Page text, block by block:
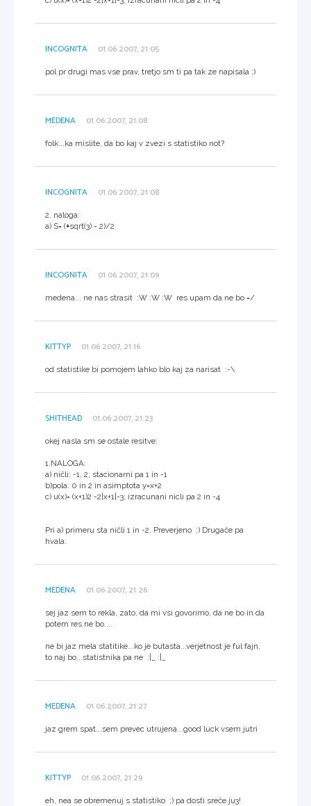
INCOGNITA 01.06.2007, 21:05
pol pr drugi mas vse prav, tretjo sm ti pa tak ze napisala ;)
MEDENA 01.06.2007, 21:08
folk...ka mislite, da bo kaj v zvezi s statistiko not?
INCOGNITA 01.06.2007, 21:08
2. naloga:
a) S= (+sqrt(3) - 2)/2
INCOGNITA 01.06.2007, 21:09
medena... ne nas strasit :W :W :W res upam da ne bo =/
KITTYP 01.06.2007, 21:16
od statistike bi pomojem lahko blo kaj za narisat :-\
SHITHEAD 01.06.2007, 21:23
okej nasla sm se ostale resitve:
1.NALOGA:
a) ničli: -1, 2; stacionarni pa 1 in -1
b)pola: 0 in 2 in asimptota y=x+2
c) u(x)= (x+1)2 -2|x+1|-3; izracunani nicli pa 2 in -4
Pri a) primeru sta ničli 1 in -2. Preverjeno ;) Drugače pa
hvala.
MEDENA 01.06.2007, 21:26
sej jaz sem to rekla, zato, da mi vsi govorimo, da ne bo in da
potem res ne bo....
ne bi jaz mela statitike...ko je butasta...verjetnost je ful fajn,
to naj bo...statistnika pa ne :|_ :|_
MEDENA 01.06.2007, 21:27
jaz grem spat...sem prevec utrujena...good luck vsem jutri
KITTYP 01.06.2007, 21:29
eh, nea se obremenuj s statistiko ;) pa dosti sreče ju3!